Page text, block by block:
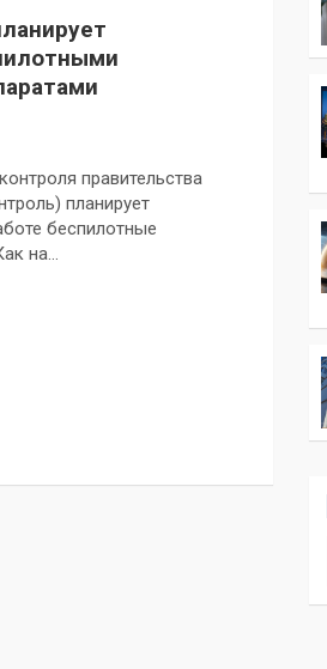
правительства
планирует
беспилотные
на…